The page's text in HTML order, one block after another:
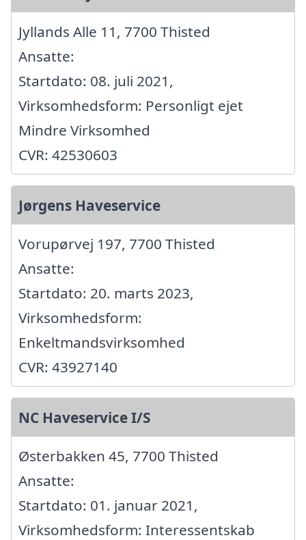
Jyllands Alle 11, 7700 Thisted
Ansatte:
Startdato: 08. juli 2021,
Virksomhedsform: Personligt ejet
Mindre Virksomhed
CVR: 42530603
Jørgens Haveservice
Vorupørvej 197, 7700 Thisted
Ansatte:
Startdato: 20. marts 2023,
Virksomhedsform:
Enkeltmandsvirksomhed
CVR: 43927140
NC Haveservice I/S
Østerbakken 45, 7700 Thisted
Ansatte:
Startdato: 01. januar 2021,
Virksomhedsform: Interessentskab